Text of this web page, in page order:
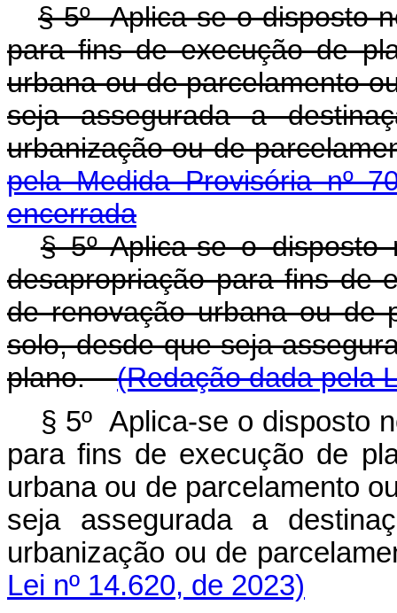
§ 5ºAplica-se o disposto
para fins de execução de
urbana ou de parcelamento
seja assegurada a
urbanização ou de
pela Medida Provisória nº
encerrada
§ 5º Aplica-se o
desapropriação para fins de
de renovação urbana ou de
solo, desde que seja
plano.(Redação dada pela
§ 5º Aplica-se o disposto
para fins de execução de
urbana ou de parcelamento
seja assegurada a
urbanização ou de
Lei nº 14.620, de 2023)